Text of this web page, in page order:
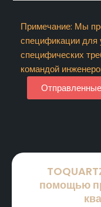
Примечание: Мы
спецификации для
специфических
командой
помощью